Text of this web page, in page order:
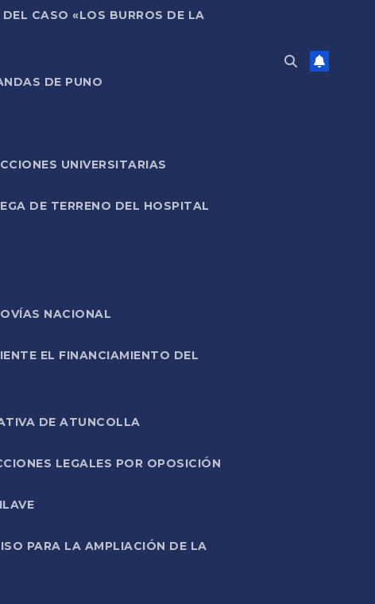
CASO «LOS BURROS DE LA
DE PUNO
UNIVERSITARIAS
DE TERRENO DEL HOSPITAL
NACIONAL
EL FINANCIAMIENTO DEL
DE ATUNCOLLA
LEGALES POR OPOSICIÓN
PARA LA AMPLIACIÓN DE LA